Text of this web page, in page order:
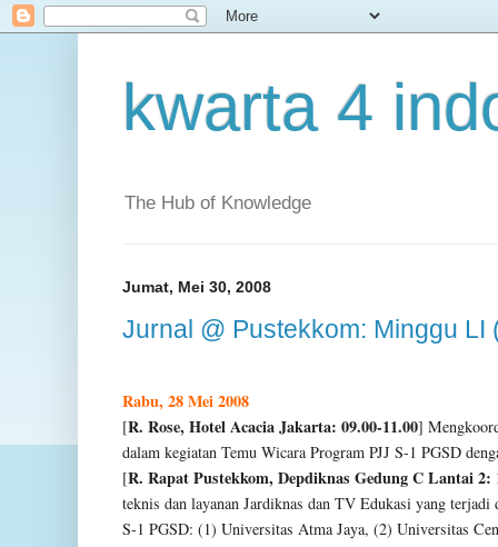
kwarta 4
The Hub of Knowledge
Jumat, Mei 30, 2008
Jurnal @ Pustekkom: Minggu LI
Rabu, 28 Mei 2008
[R. Rose, Hotel Acacia Jakarta: 09.00-11.00]
dalam kegiatan Temu Wicara Program PJJ S-1 PGSD
[R. Rapat Pustekkom, Depdiknas Gedung C Lantai 2:
teknis dan layanan Jardiknas dan TV Edukasi yang
S-1 PGSD: (1) Universitas Atma Jaya, (2) Universitas